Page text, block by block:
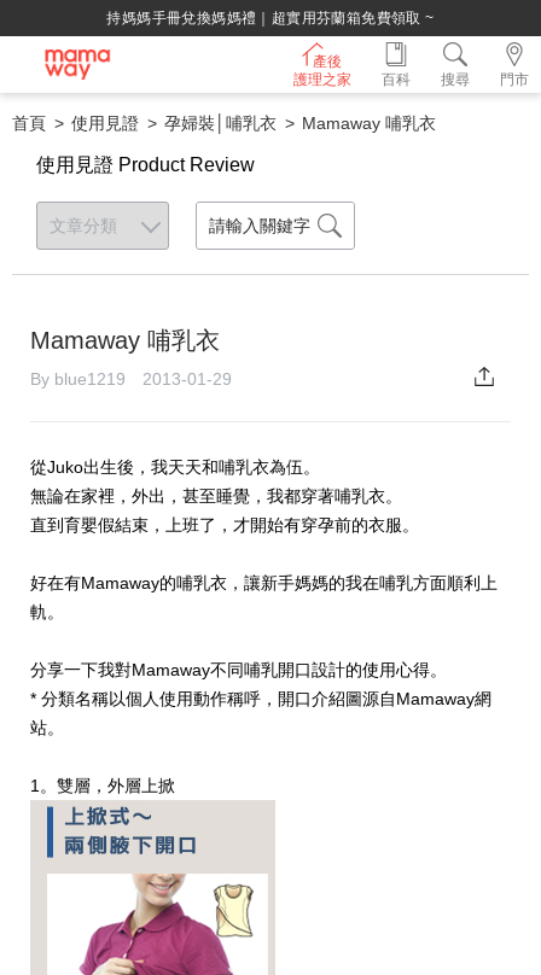
綁定LINE好友，500購物金立即折！
產後
護理之家
門市
百科 搜尋
首頁 使用見證 孕婦裝│哺乳衣 Mamaway 哺乳衣
使用見證 Product Review
Mamaway 哺乳衣
By blue1219 2013-01-29
從Juko出生後，我天天和哺乳衣為伍。
無論在家裡，外出，甚至睡覺，我都穿著哺乳衣。
直到育嬰假結束，上班了，才開始有穿孕前的衣服。
好在有Mamaway的哺乳衣，讓新手媽媽的我在哺乳方面順利上
軌。
分享一下我對Mamaway不同哺乳開口設計的使用心得。
* 分類名稱以個人使用動作稱呼，開口介紹圖源自Mamaway網
站。
1。雙層，外層上掀